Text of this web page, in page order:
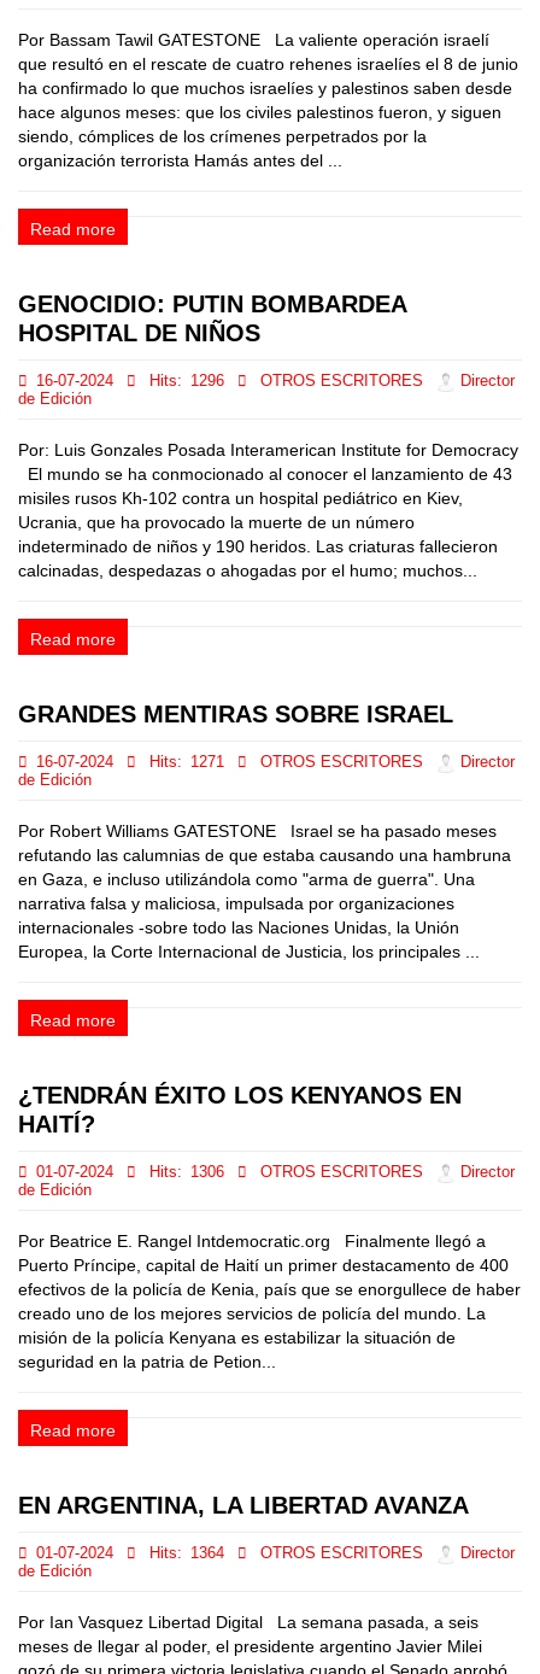
Por Bassam Tawil GATESTONE La valiente operación israelí
que resultó en el rescate de cuatro rehenes israelíes el 8 de junio
ha confirmado lo que muchos israelíes y palestinos saben desde
hace algunos meses: que los civiles palestinos fueron, y siguen
siendo, cómplices de los crímenes perpetrados por la
organización terrorista Hamás antes del ...
Read more
GENOCIDIO: PUTIN BOMBARDEA
HOSPITAL DE NIÑOS
16-07-2024 Hits: 1296 OTROS ESCRITORES
Director
de Edición
Por: Luis Gonzales Posada Interamerican Institute for Democracy
El mundo se ha conmocionado al conocer el lanzamiento de 43
misiles rusos Kh-102 contra un hospital pediátrico en Kiev,
Ucrania, que ha provocado la muerte de un número
indeterminado de niños y 190 heridos. Las criaturas fallecieron
calcinadas, despedazas o ahogadas por el humo; muchos...
Read more
GRANDES MENTIRAS SOBRE ISRAEL
16-07-2024 Hits: 1271 OTROS ESCRITORES
Director
de Edición
Por Robert Williams GATESTONE Israel se ha pasado meses
refutando las calumnias de que estaba causando una hambruna
en Gaza, e incluso utilizándola como "arma de guerra". Una
narrativa falsa y maliciosa, impulsada por organizaciones
internacionales -sobre todo las Naciones Unidas, la Unión
Europea, la Corte Internacional de Justicia, los principales ...
Read more
¿TENDRÁN ÉXITO LOS KENYANOS EN
HAITÍ?
01-07-2024 Hits: 1306 OTROS ESCRITORES
Director
de Edición
Por Beatrice E. Rangel Intdemocratic.org Finalmente llegó a
Puerto Príncipe, capital de Haití un primer destacamento de 400
efectivos de la policía de Kenia, país que se enorgullece de haber
creado uno de los mejores servicios de policía del mundo. La
misión de la policía Kenyana es estabilizar la situación de
seguridad en la patria de Petion...
Read more
EN ARGENTINA, LA LIBERTAD AVANZA
01-07-2024 Hits: 1364 OTROS ESCRITORES
Director
de Edición
Por Ian Vasquez Libertad Digital La semana pasada, a seis
meses de llegar al poder, el presidente argentino Javier Milei
gozó de su primera victoria legislativa cuando el Senado aprobó